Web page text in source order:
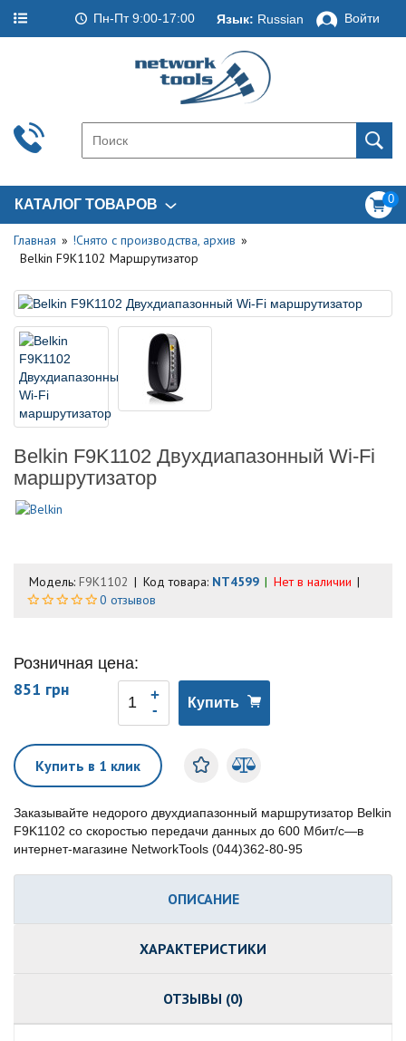
Пн-Пт 9:00-17:00 Язык: Russian Войти
КАТАЛОГ ТОВАРОВ 0
Главная
!Снято с производства, архив
Belkin F9K1102 Маршрутизатор
Belkin F9K1102 Двухдиапазонный Wi-Fi
маршрутизатор
Модель: F9K1102 Код товара: NT4599
Нет в наличии
0 отзывов
Розничная цена:
851 грн
Купить
Купить в 1 клик
Заказывайте недорого двухдиапазонный маршрутизатор Belkin
F9K1102 со скоростью передачи данных до 600 Мбит/с—в
интернет-магазине NetworkTools (044)362-80-95
ОПИСАНИЕ
ХАРАКТЕРИСТИКИ
ОТЗЫВЫ (0)